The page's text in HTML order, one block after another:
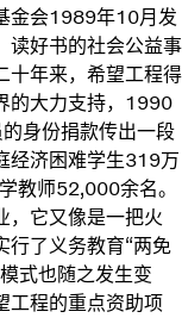
金会1989年10月发
读好书的社会公益事
十年来，希望工程得
的大力支持，1990
身份捐款传出一段
经济困难学生319万
教师52,000余名。
，它又像是一把火
行了义务教育“两免
式也随之发生变
工程的重点资助项